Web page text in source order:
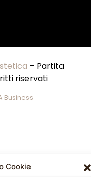
Cookie
– Partita
riservati
Business